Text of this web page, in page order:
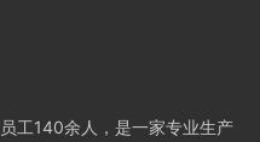
工140余人，是一家专业生产